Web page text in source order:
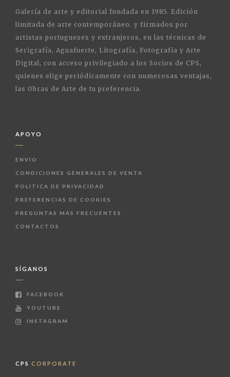
Galería de arte y editorial fundada en 1985. Edición
limitada de arte contemporáneo. y firmados por
artistas portugueses y extranjeros, en las técnicas de
Serigrafía, Aguafuerte, Litografía, Fotografía y Arte
Digital, con acceso privilegiado a los Socios de CPS,
quienes elige periódicamente con numerosas ventajas,
las Obras de Arte de tu preferencia.
APOYO
ENVÍO
CONDICIONES GENERALES DE VENTA
POLÍTICA DE PRIVACIDAD
PREFERENCIAS DE COOKIES
PREGUNTAS MÁS FRECUENTES
CONTACTOS
SÍGANOS
FACEBOOK
YOUTUBE
INSTAGRAM
CPS CORPORATE